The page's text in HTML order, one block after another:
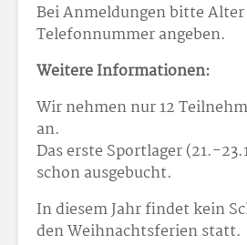
Bei Anmeldungen bitte
Telefonnummer angeben.
Weitere Informationen:
Wir nehmen nur 12
an.
Das erste Sportlager (21.-
schon ausgebucht.
In diesem Jahr findet kein
den Weihnachtsferien statt.